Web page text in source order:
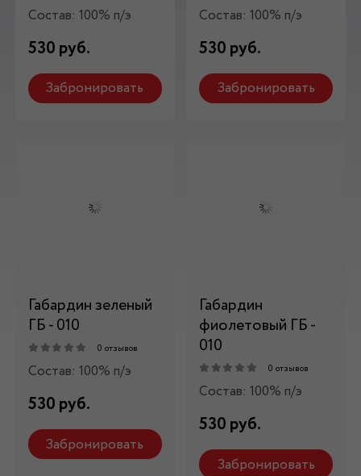
Состав: 100% п/э
530 руб.
Забронировать
Состав: 100% п/э
530 руб.
Забронировать
Габардин зеленый
ГБ - 010
0 отзывов
Состав: 100% п/э
530 руб.
Забронировать
Габардин
фиолетовый ГБ -
010
0 отзывов
Состав: 100% п/э
530 руб.
Забронировать